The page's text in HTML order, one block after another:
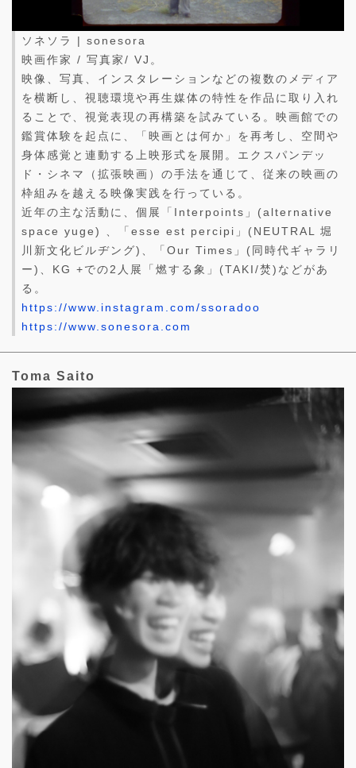
ソネソラ | sonesora
映画作家 / 写真家/ VJ。
映像、写真、インスタレーションなどの複数のメディア
を横断し、視聴環境や再生媒体の特性を作品に取り入れ
ることで、視覚表現の再構築を試みている。映画館での
鑑賞体験を起点に、「映画とは何か」を再考し、空間や
身体感覚と連動する上映形式を展開。エクスパンデッ
ド・シネマ（拡張映画）の手法を通じて、従来の映画の
枠組みを越える映像実践を行っている。
近年の主な活動に、個展「Interpoints」(alternative
space yuge) 、「esse est percipi」(NEUTRAL 堀
川新文化ビルヂング)、「Our Times」(同時代ギャラリ
ー)、KG +での2人展「燃する象」(TAKI/焚)などがあ
る。
https://www.instagram.com/ssoradoo
https://www.sonesora.com
Toma Saito